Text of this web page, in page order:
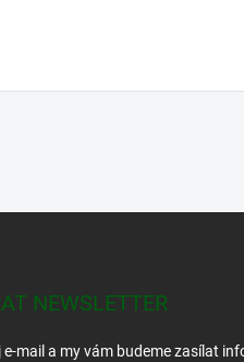
NEWSLETTER
e-mail a my vám budeme zasílat